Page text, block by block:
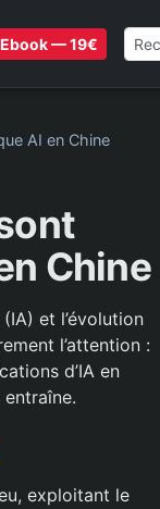
Ebook — 19€
AI en Chine
Chine
et l’évolution
l’attention :
d’IA en
exploitant le